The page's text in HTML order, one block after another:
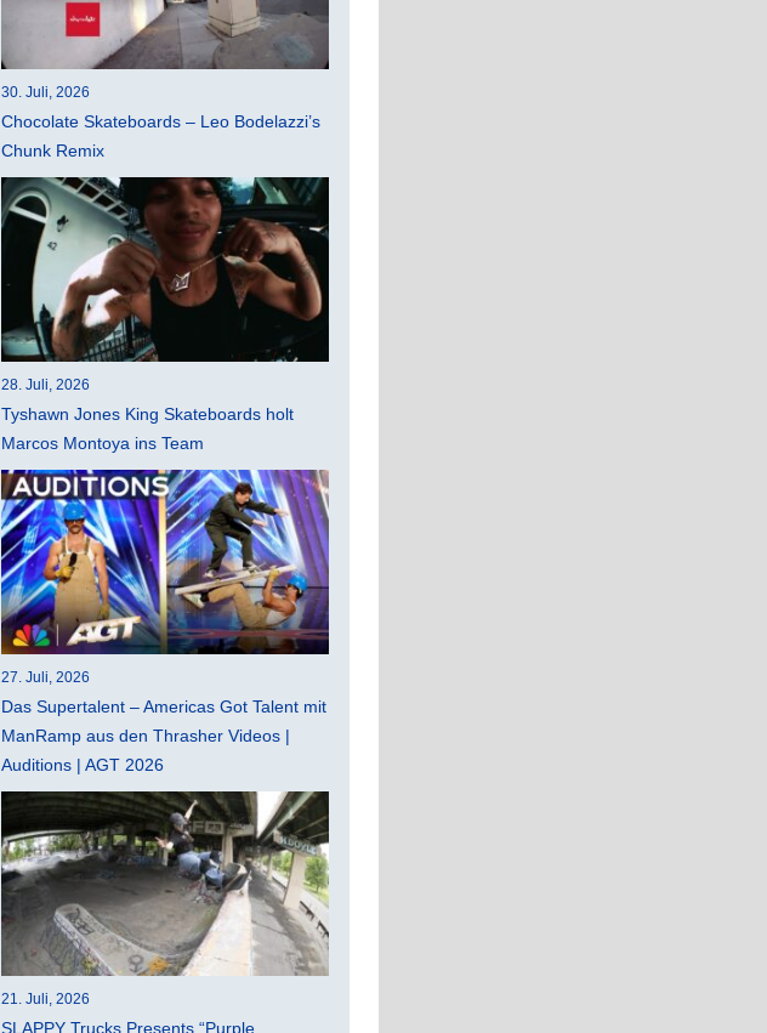
30. Juli, 2026
Chocolate Skateboards – Leo Bodelazzi’s
Chunk Remix
28. Juli, 2026
Tyshawn Jones King Skateboards holt
Marcos Montoya ins Team
27. Juli, 2026
Das Supertalent – Americas Got Talent mit
ManRamp aus den Thrasher Videos |
Auditions | AGT 2026
21. Juli, 2026
SLAPPY Trucks Presents “Purple